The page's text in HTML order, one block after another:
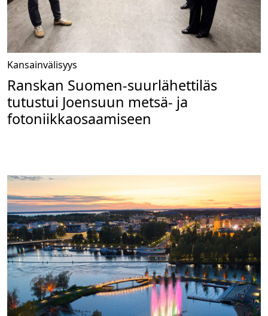
Kansainvälisyys
Ranskan Suomen-suurlähettiläs
tutustui Joensuun metsä- ja
fotoniikkaosaamiseen